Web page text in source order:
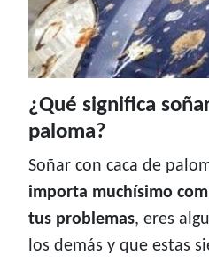
¿Qué significa
paloma?
Soñar con caca de
importa muchísimo
tus problemas, eres
los demás y que estas